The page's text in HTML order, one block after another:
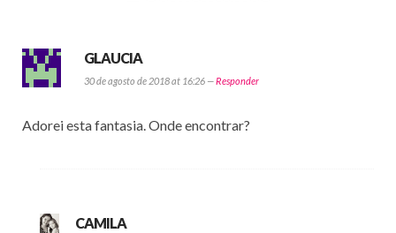
GLAUCIA
30 de agosto de 2018 at 16:26 —Responder
Adorei esta fantasia. Onde encontrar?
CAMILA